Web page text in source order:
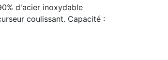
d'acier inoxydable
coulissant. Capacité :